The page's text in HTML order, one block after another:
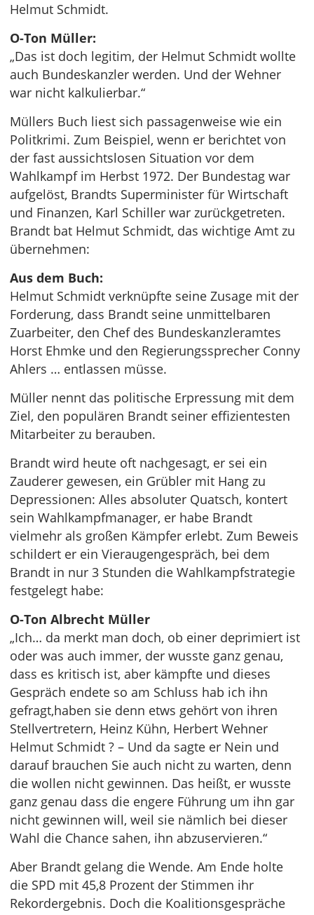
Helmut Schmidt.
O-Ton Müller:
„Das ist doch legitim, der Helmut Schmidt wollte
auch Bundeskanzler werden. Und der Wehner
war nicht kalkulierbar.“
Müllers Buch liest sich passagenweise wie ein
Politkrimi. Zum Beispiel, wenn er berichtet von
der fast aussichtslosen Situation vor dem
Wahlkampf im Herbst 1972. Der Bundestag war
aufgelöst, Brandts Superminister für Wirtschaft
und Finanzen, Karl Schiller war zurückgetreten.
Brandt bat Helmut Schmidt, das wichtige Amt zu
übernehmen:
Aus dem Buch:
Helmut Schmidt verknüpfte seine Zusage mit der
Forderung, dass Brandt seine unmittelbaren
Zuarbeiter, den Chef des Bundeskanzleramtes
Horst Ehmke und den Regierungssprecher Conny
Ahlers … entlassen müsse.
Müller nennt das politische Erpressung mit dem
Ziel, den populären Brandt seiner effizientesten
Mitarbeiter zu berauben.
Brandt wird heute oft nachgesagt, er sei ein
Zauderer gewesen, ein Grübler mit Hang zu
Depressionen: Alles absoluter Quatsch, kontert
sein Wahlkampfmanager, er habe Brandt
vielmehr als großen Kämpfer erlebt. Zum Beweis
schildert er ein Vieraugengespräch, bei dem
Brandt in nur 3 Stunden die Wahlkampfstrategie
festgelegt habe:
O-Ton Albrecht Müller
„Ich… da merkt man doch, ob einer deprimiert ist
oder was auch immer, der wusste ganz genau,
dass es kritisch ist, aber kämpfte und dieses
Gespräch endete so am Schluss hab ich ihn
gefragt,haben sie denn etws gehört von ihren
Stellvertretern, Heinz Kühn, Herbert Wehner
Helmut Schmidt ? – Und da sagte er Nein und
darauf brauchen Sie auch nicht zu warten, denn
die wollen nicht gewinnen. Das heißt, er wusste
ganz genau dass die engere Führung um ihn gar
nicht gewinnen will, weil sie nämlich bei dieser
Wahl die Chance sahen, ihn abzuservieren.“
Aber Brandt gelang die Wende. Am Ende holte
die SPD mit 45,8 Prozent der Stimmen ihr
Rekordergebnis. Doch die Koalitionsgespräche